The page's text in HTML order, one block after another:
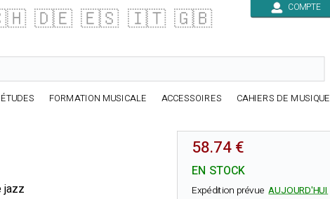
🇩🇪 🇪🇸 🇮🇹 🇬🇧 COMPTE
FORMATION MUSICALE ACCESSOIRES CAHIERS DE MUSIQUE
jazz
58.74 €
EN STOCK
Expédition prévueAUJOURD'HUI